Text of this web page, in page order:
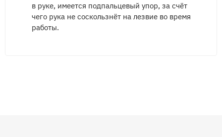
в руке, имеется подпальцевый упор, за счёт
чего рука не соскользнёт на лезвие во время
работы.